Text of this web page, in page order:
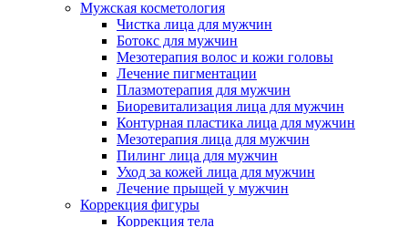
Мужская косметология
Чистка лица для мужчин
Ботокс для мужчин
Мезотерапия волос и кожи головы
Лечение пигментации
Плазмотерапия для мужчин
Биоревитализация лица для мужчин
Контурная пластика лица для мужчин
Мезотерапия лица для мужчин
Пилинг лица для мужчин
Уход за кожей лица для мужчин
Лечение прыщей у мужчин
Коррекция фигуры
Коррекция тела